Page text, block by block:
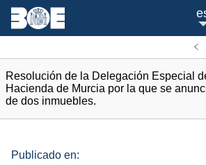
Resolución de la Delegación Especial
Hacienda de Murcia por la que se
de dos inmuebles.
Publicado en: